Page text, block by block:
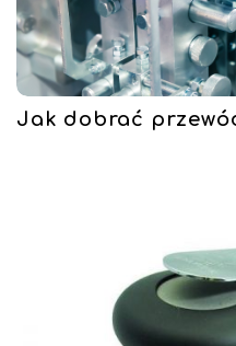
Jak dobrać